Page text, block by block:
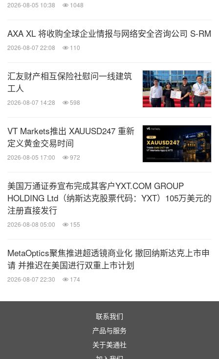
2026-08-05 10:38 1048
AXA XL 将收购全球企业情报与网络安全咨询公司 S-RM
2026-08-07 22:08 110
汇友财产相互保险社慰问一线建筑
工人
2026-08-07 14:28 598
VT Markets推出 XAUUSD247 重新
定义黄金交易时间
2026-08-05 17:00 972
美国万通证券宣布完成其客户YXT.COM GROUP
HOLDING Ltd（纳斯达克股票代码：YXT）105万美元的
注册直接发行
2026-08-08 05:00 155
MetaOptics聚焦推进超透镜商业化 撤回纳斯达克上市申
请 并推迟在美国进行双重上市计划
2026-08-07 22:30 174
联系我们
产品与服务
关于美通社